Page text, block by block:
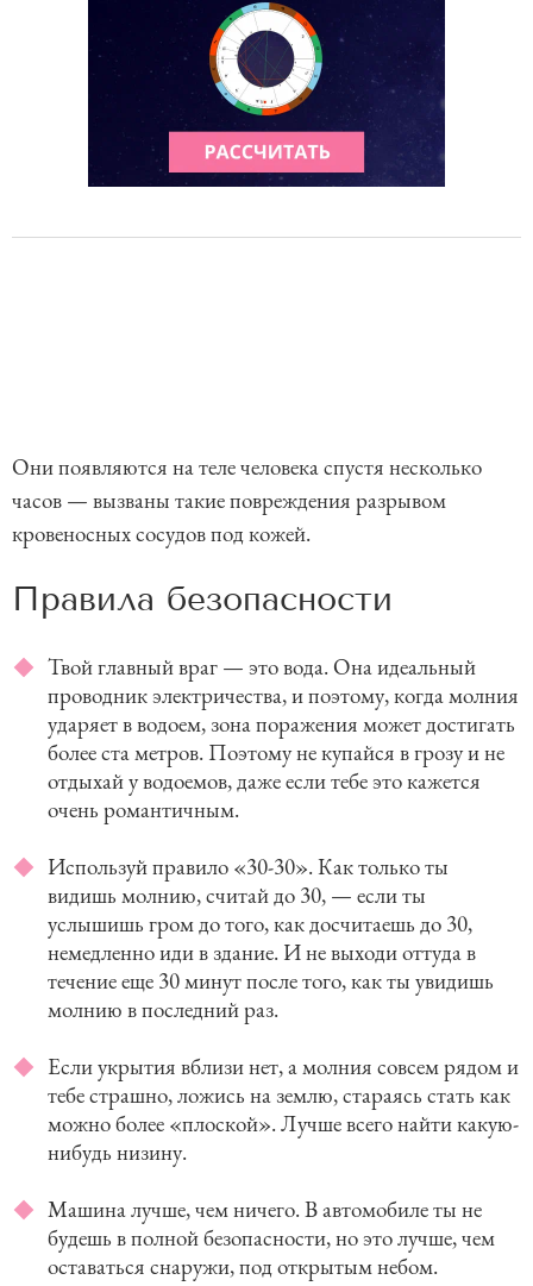
Они появляются на теле человека спустя несколько
часов — вызваны такие повреждения разрывом
кровеносных сосудов под кожей.
Правила безопасности
Твой главный враг — это вода. Она идеальный
проводник электричества, и поэтому, когда молния
ударяет в водоем, зона поражения может достигать
более ста метров. Поэтому не купайся в грозу и не
отдыхай у водоемов, даже если тебе это кажется
очень романтичным.
Используй правило «30-30». Как только ты
видишь молнию, считай до 30, — если ты
услышишь гром до того, как досчитаешь до 30,
немедленно иди в здание. И не выходи оттуда в
течение еще 30 минут после того, как ты увидишь
молнию в последний раз.
Если укрытия вблизи нет, а молния совсем рядом и
тебе страшно, ложись на землю, стараясь стать как
можно более «плоской». Лучше всего найти какую-
нибудь низину.
Машина лучше, чем ничего. В автомобиле ты не
будешь в полной безопасности, но это лучше, чем
оставаться снаружи, под открытым небом.